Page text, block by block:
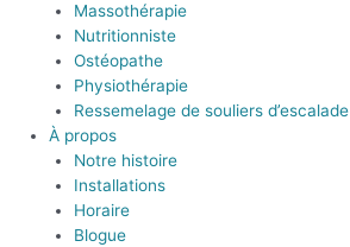
Massothérapie
Nutritionniste
Ostéopathe
Physiothérapie
Ressemelage de souliers d’escalade
À propos
Notre histoire
Installations
Horaire
Blogue